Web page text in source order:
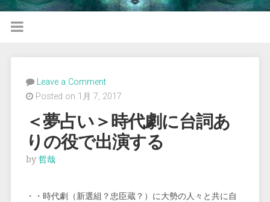
Leave a Comment
Posted on 1月 7, 2017
＜夢占い＞時代劇に台詞あ
りの役で出演する
by 哲哉
・・時代劇（新選組？忠臣蔵？）に大勢の人々と共に自